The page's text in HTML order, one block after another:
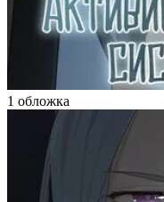
1 обложка